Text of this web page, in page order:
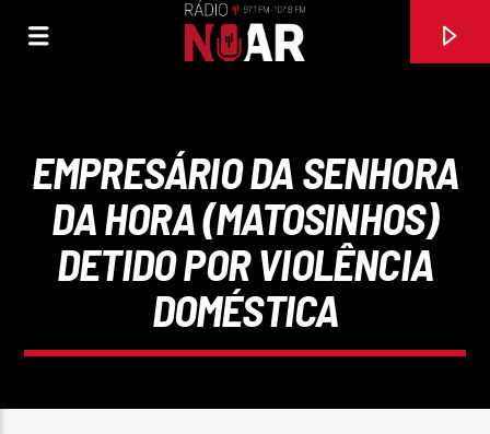
FAIXA ATUAL
EMPRESÁRIO DA SENHORA
DA HORA (MATOSINHOS)
DETIDO POR VIOLÊNCIA
DOMÉSTICA